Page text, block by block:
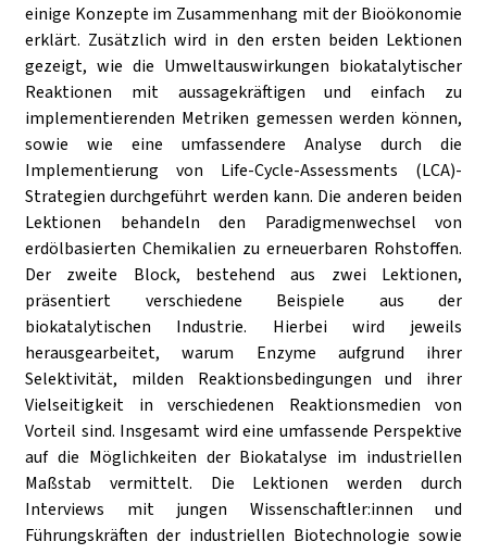
einige Konzepte im Zusammenhang mit der Bioökonomie
erklärt. Zusätzlich wird in den ersten beiden Lektionen
gezeigt, wie die Umweltauswirkungen biokatalytischer
Reaktionen mit aussagekräftigen und einfach zu
implementierenden Metriken gemessen werden können,
sowie wie eine umfassendere Analyse durch die
Implementierung von Life-Cycle-Assessments (LCA)-
Strategien durchgeführt werden kann. Die anderen beiden
Lektionen behandeln den Paradigmenwechsel von
erdölbasierten Chemikalien zu erneuerbaren Rohstoffen.
Der zweite Block, bestehend aus zwei Lektionen,
präsentiert verschiedene Beispiele aus der
biokatalytischen Industrie. Hierbei wird jeweils
herausgearbeitet, warum Enzyme aufgrund ihrer
Selektivität, milden Reaktionsbedingungen und ihrer
Vielseitigkeit in verschiedenen Reaktionsmedien von
Vorteil sind. Insgesamt wird eine umfassende Perspektive
auf die Möglichkeiten der Biokatalyse im industriellen
Maßstab vermittelt. Die Lektionen werden durch
Interviews mit jungen Wissenschaftler:innen und
Führungskräften der industriellen Biotechnologie sowie